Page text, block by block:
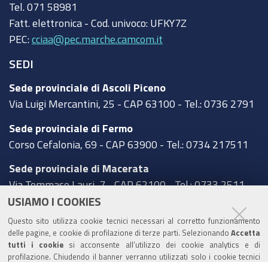
USIAMO I COOKIES
Questo sito utilizza cookie tecnici necessari al corretto funzionamento
delle pagine, e cookie di profilazione di terze parti. Selezionando Accetta
tutti i cookie si acconsente all’utilizzo dei cookie analytics e di
profilazione. Chiudendo il banner verranno utilizzati solo i cookie tecnici
Tel. 071 58981
Fatt. elettronica - Cod. univoco: UFKY7Z
PEC: cciaa@pec.marche.camcom.it
SEDI
Sede provinciale di Ascoli Piceno
Via Luigi Mercantini, 25 - CAP 63100 - Tel.: 0736 2791
Sede provinciale di Fermo
Corso Cefalonia, 69 - CAP 63900 - Tel.: 0734 217511
Sede provinciale di Macerata
Via Tommaso Lauri, 7 - CAP 62100 - Tel.: 0733 2511
Sede provinciale di Pesaro Urbino
Corso XI Settembre, 116 - CAP 61121 - Tel.: 0721
3571